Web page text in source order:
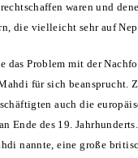
waren und
die vielleicht sehr auf
das Problem mit der
für sich beansprucht.
auch die
Ende des 19.
nannte, eine große